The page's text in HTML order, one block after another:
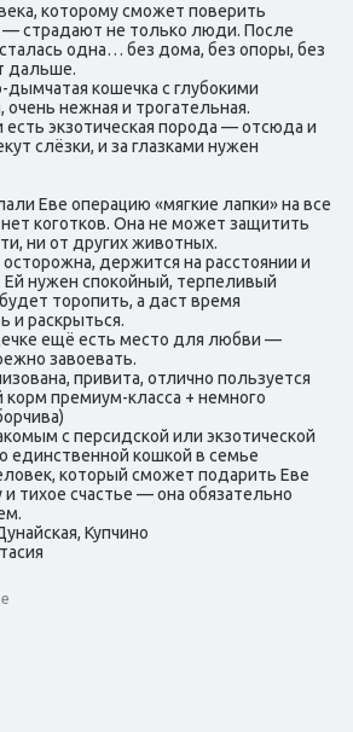
которому сможет поверить
— страдают не только люди. После
одна… без дома, без опоры, без
дальше.
кошечка с глубокими
нежная и трогательная.
экзотическая порода — отсюда и
слёзки, и за глазками нужен
Еве операцию «мягкие лапки» на все
коготков. Она не может защитить
ни от других животных.
держится на расстоянии и
Ей нужен спокойный, терпеливый
торопить, а даст время
и раскрыться.
ещё есть место для любви —
завоевать.
привита, отлично пользуется
корм премиум-класса + немного
с персидской или экзотической
единственной кошкой в семье
который сможет подарить Еве
и тихое счастье — она обязательно
Купчино